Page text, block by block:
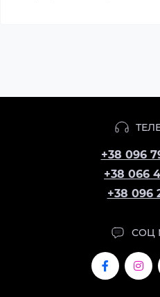
+38 096
+38 066
+38 096
СОЦ